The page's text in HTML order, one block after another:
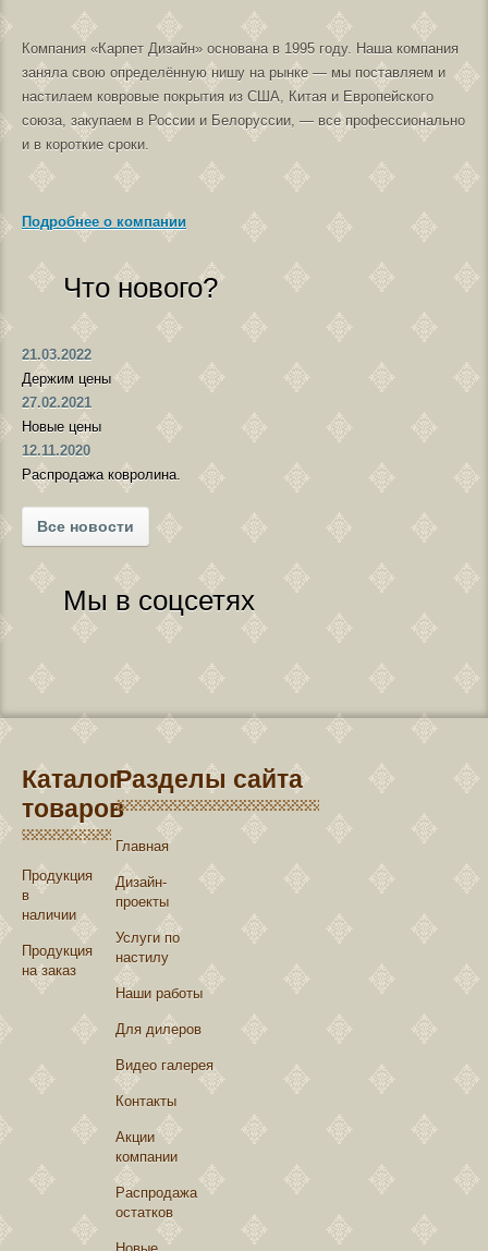
Компания «Карпет Дизайн» основана в 1995 году. Наша компания
заняла свою определённую нишу на рынке — мы поставляем и
настилаем ковровые покрытия из США, Китая и Европейского
союза, закупаем в России и Белоруссии, — все профессионально
и в короткие сроки.
Подробнее о компании
Что нового?
21.03.2022
Держим цены
27.02.2021
Новые цены
12.11.2020
Распродажа ковролина.
Все новости
Мы в соцсетях
Каталог
товаров
Продукция
в
наличии
Продукция
на заказ
Разделы сайта
Главная
Дизайн-
проекты
Услуги по
настилу
Наши работы
Для дилеров
Видео галерея
Контакты
Акции
компании
Распродажа
остатков